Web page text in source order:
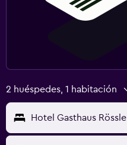
2 huéspedes, 1 habitación
Hotel Gasthaus Rössle